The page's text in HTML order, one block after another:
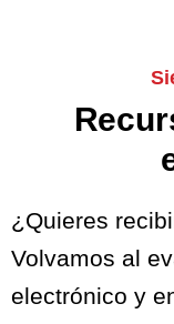
¿Quieres
Volvamos al
electrónico y